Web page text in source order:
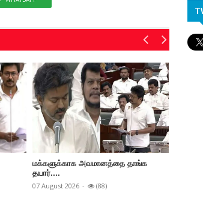
மக்களுக்காக அவமானத்தை தாங்க
தயார்....
07 August 2026 - (88)